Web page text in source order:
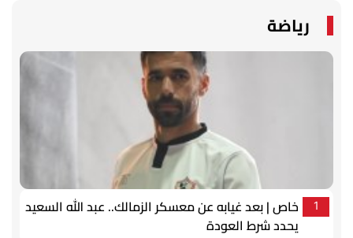
رياضة
1
خاص | بعد غيابه عن معسكر الزمالك.. عبد الله السعيد
يحدد شرط العودة